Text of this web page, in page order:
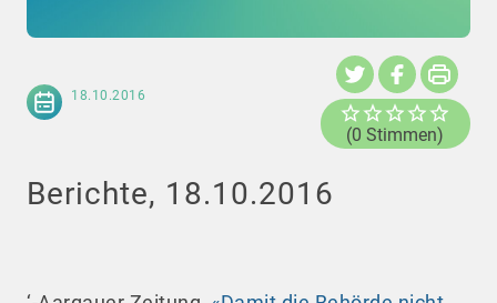
18.10.2016
(0 Stimmen)
Berichte, 18.10.2016